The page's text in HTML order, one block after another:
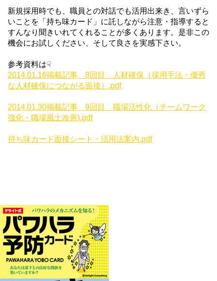
新規採用時でも、職員との対話でも活用出来き、言いずら
いことを「持ち味カード」に託しながら注意・指導すると
すんなり聞きいれてくれることが多くあります。是非この
機会にお試しください、そして良さを実感下さい。
参考資料は☟
2014.01.16掲載記事 8回目 人材確保（採用手法・優秀
な人材確保につながる面接）.pdf
2014.01.30掲載記事 9回目 職場活性化（チームワーク
強化・職場風土改善).pdf
持ち味カード面接シート・活用法案内.pdf